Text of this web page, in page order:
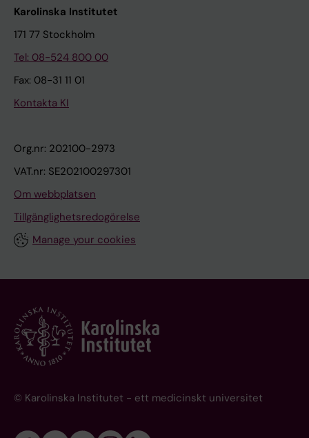
Karolinska Institutet
171 77 Stockholm
Tel: 08-524 800 00
Fax: 08-31 11 01
Kontakta KI
Org.nr: 202100-2973
VAT.nr: SE202100297301
Om webbplatsen
Tillgänglighetsredogörelse
Manage your cookies
© Karolinska Institutet - ett medicinskt universitet